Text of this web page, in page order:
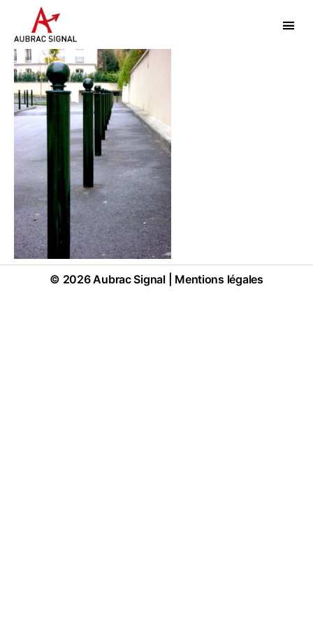
Aubrac
Signal
© 2026Aubrac Signal| Mentions légales